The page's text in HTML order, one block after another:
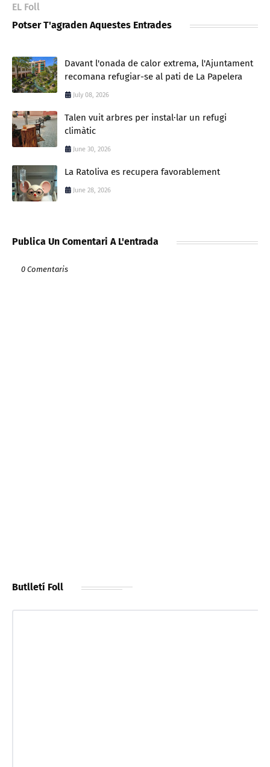
EL Foll
Potser T'agraden Aquestes Entrades
Davant l'onada de calor extrema, l'Ajuntament
recomana refugiar-se al pati de La Papelera
July 08, 2026
Talen vuit arbres per instal·lar un refugi
climàtic
June 30, 2026
La Ratoliva es recupera favorablement
June 28, 2026
Publica Un Comentari A L'entrada
0 Comentaris
Butlletí Foll